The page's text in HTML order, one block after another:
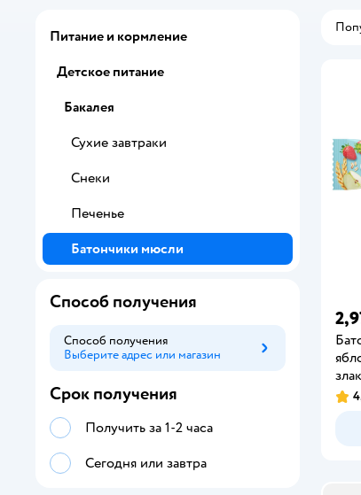
Питание и кормление
Детское питание
Бакалея
Сухие завтраки
Снеки
Печенье
Батончики мюсли
Способ получения
Способ получения
Выберите адрес или магазин
Способ получения
Срок получения
Получить за 1-2 часа
Сегодня или завтра